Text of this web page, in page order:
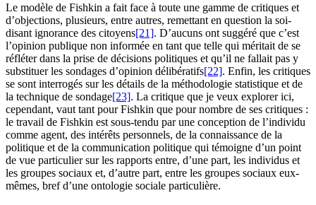
Le modèle de Fishkin a fait face à toute une gamme de critiques et
d’objections, plusieurs, entre autres, remettant en question la soi-
disant ignorance des citoyens[21]. D’aucuns ont suggéré que c’est
l’opinion publique non informée en tant que telle qui méritait de se
réfléter dans la prise de décisions politiques et qu’il ne fallait pas y
substituer les sondages d’opinion délibératifs[22]. Enfin, les critiques
se sont interrogés sur les détails de la méthodologie statistique et de
la technique de sondage[23]. La critique que je veux explorer ici,
cependant, vaut tant pour Fishkin que pour nombre de ses critiques :
le travail de Fishkin est sous-tendu par une conception de l’individu
comme agent, des intérêts personnels, de la connaissance de la
politique et de la communication politique qui témoigne d’un point
de vue particulier sur les rapports entre, d’une part, les individus et
les groupes sociaux et, d’autre part, entre les groupes sociaux eux-
mêmes, bref d’une ontologie sociale particulière.